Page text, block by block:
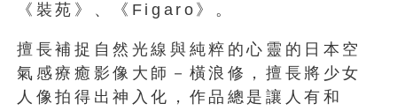
《裝苑》、《Figaro》。
擅長補捉自然光線與純粹的心靈的日本空
氣感療癒影像大師－橫浪修，擅長將少女
人像拍得出神入化，作品總是讓人有和